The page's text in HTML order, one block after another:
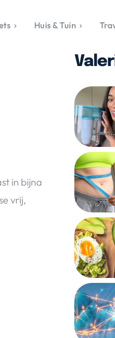
Lifestyle
Huis & Tuin
in bijna
vrij,